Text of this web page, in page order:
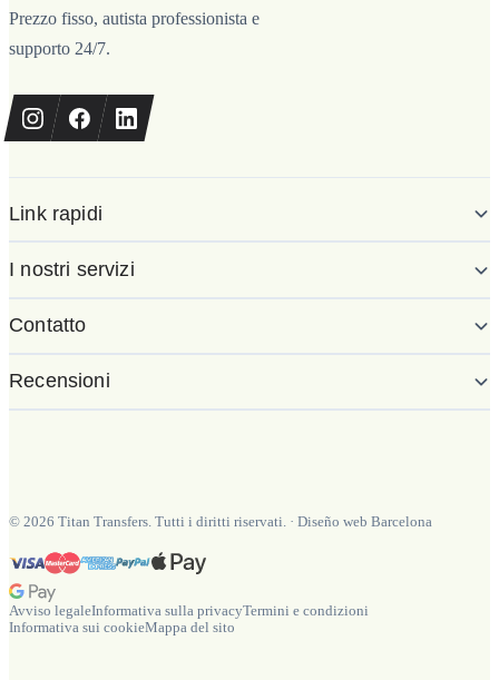
Prezzo fisso, autista professionista e
supporto 24/7.
Link rapidi
I nostri servizi
Contatto
Recensioni
© 2026 Titan Transfers. Tutti i diritti riservati. · Diseño web Barcelona
Avviso legaleInformativa sulla privacyTermini e condizioni
Informativa sui cookieMappa del sito